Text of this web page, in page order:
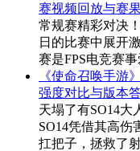
赛视频回放与赛
常规赛精彩对决
日的比赛中展开
赛是FPS电竞赛
《使命召唤手游
强度对比与版本
天塌了有SO14大
SO14凭借其高伤
扛把子，拯救了